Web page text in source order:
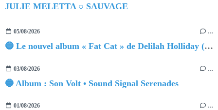
JULIE MELETTA ○ SAUVAGE
05/08/2026 …
🔵 Le nouvel album « Fat Cat » de Delilah Holliday (sortie le 30 Octobre 2026)
03/08/2026 …
🔵 Album : Son Volt • Sound Signal Serenades
01/08/2026 …